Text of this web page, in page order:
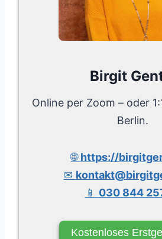
Birgit
Online per Zoom – oder
Berlin.
🌐https://
✉
📱 030 844
Kostenloses